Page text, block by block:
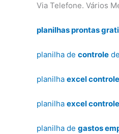
Via Telefone. Vários
planilhas prontas
planilha de controle de
planilha excel controle
planilha excel
planilha de gastos